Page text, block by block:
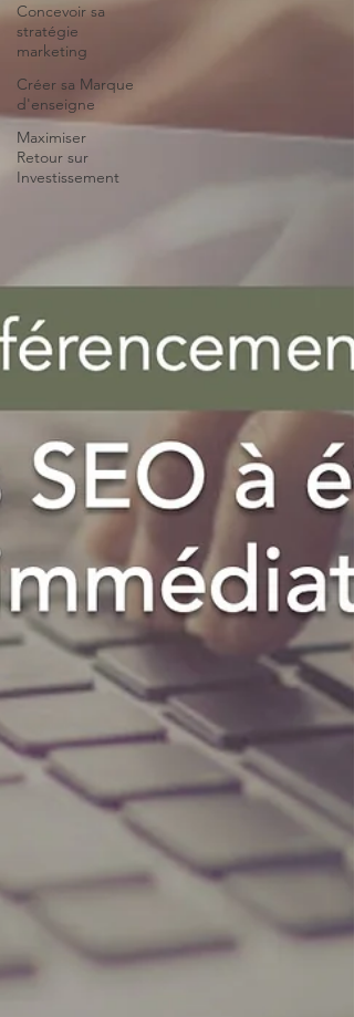
Concevoir sa
stratégie
marketing
Créer sa Marque
d'enseigne
Maximiser
Retour sur
Investissement